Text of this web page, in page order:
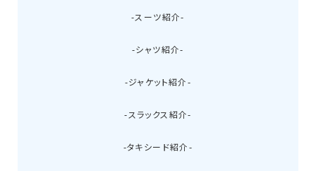
-スーツ紹介-
-シャツ紹介-
-ジャケット紹介-
-スラックス紹介-
-タキシード紹介-